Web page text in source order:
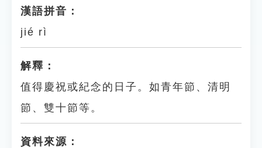
漢語拼音：
jié rì
解釋：
值得慶祝或紀念的日子。如青年節、清明
節、雙十節等。
資料來源：